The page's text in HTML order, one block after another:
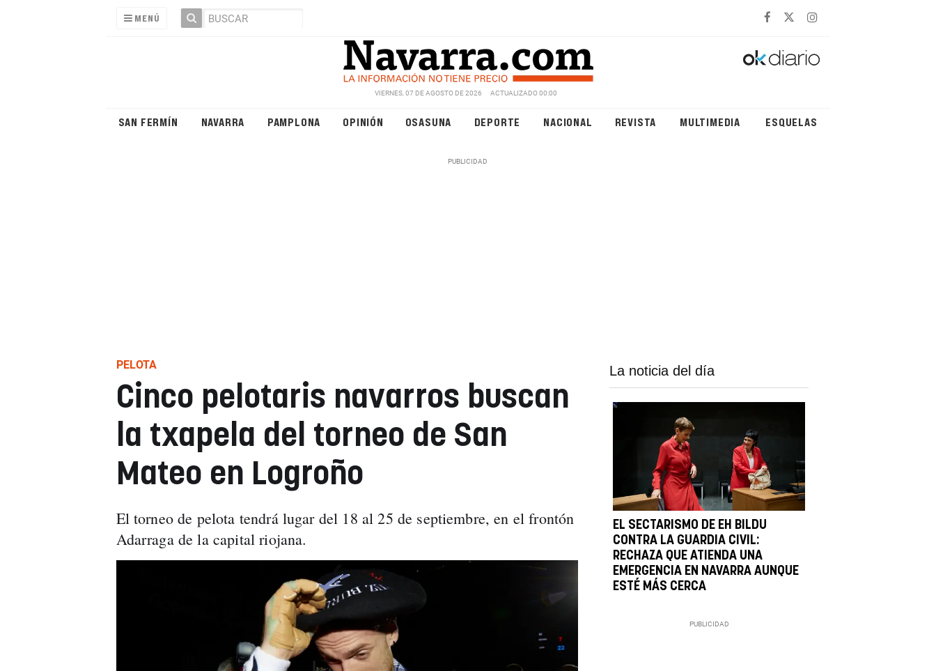
MENÚ
VIERNES, 07 DE AGOSTO DE 2026 ACTUALIZADO 00:00
SAN FERMÍN NAVARRA PAMPLONA OPINIÓN OSASUNA DEPORTE NACIONAL REVISTA MULTIMEDIA ESQUELAS
PELOTA
Cinco pelotaris navarros buscan
la txapela del torneo de San
Mateo en Logroño
El torneo de pelota tendrá lugar del 18 al 25 de septiembre, en el frontón
Adarraga de la capital riojana.
La noticia del día
EL SECTARISMO DE EH BILDU
CONTRA LA GUARDIA CIVIL:
RECHAZA QUE ATIENDA UNA
EMERGENCIA EN NAVARRA AUNQUE
ESTÉ MÁS CERCA